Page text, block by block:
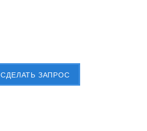
CДЕЛАТЬ ЗАПРОС